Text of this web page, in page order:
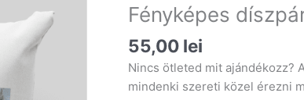
Fényképes
55,00 lei
Nincs ötleted mit ajándékozz?
mindenki szereti közel érezni